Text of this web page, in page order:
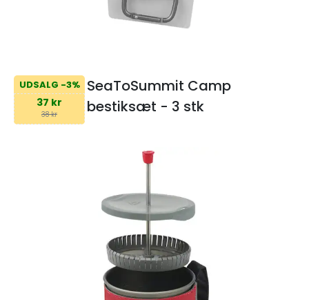
UDSALG -3%
37 kr
38 kr
SeaToSummit Camp
bestiksæt - 3 stk